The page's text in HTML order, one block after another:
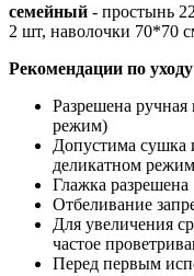
семейный - простынь
2 шт, наволочки 70*70
Рекомендации по уходу
Разрешена
режим)
Допустима сушка
деликатном
Глажка разрешена
Отбеливание
Для увеличения
частое
Перед первым